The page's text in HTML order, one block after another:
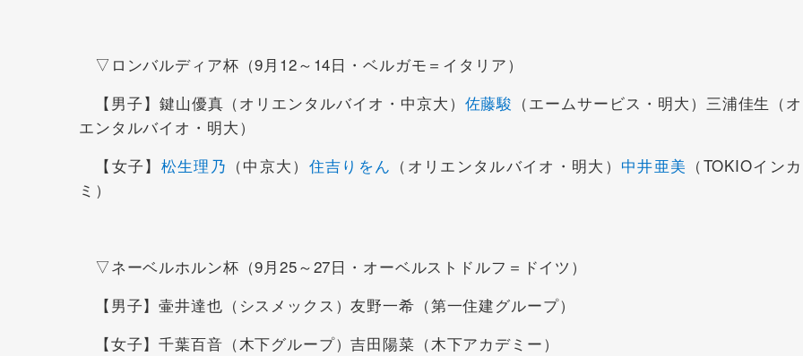
▽ロンバルディア杯（9月12～14日・ベルガモ＝イタリア）
【男子】鍵山優真（オリエンタルバイオ・中京大） 佐藤駿 （エームサービス・明大）三浦佳生（
エンタルバイオ・明大）
【女子】 松生理乃 （中京大） 住吉りをん （オリエンタルバイオ・明大） 中井亜美 （TOKIOイン
ミ）
▽ネーベルホルン杯（9月25～27日・オーベルストドルフ＝ドイツ）
【男子】壷井達也（シスメックス）友野一希（第一住建グループ）
【女子】千葉百音（木下グループ）吉田陽菜（木下アカデミー）